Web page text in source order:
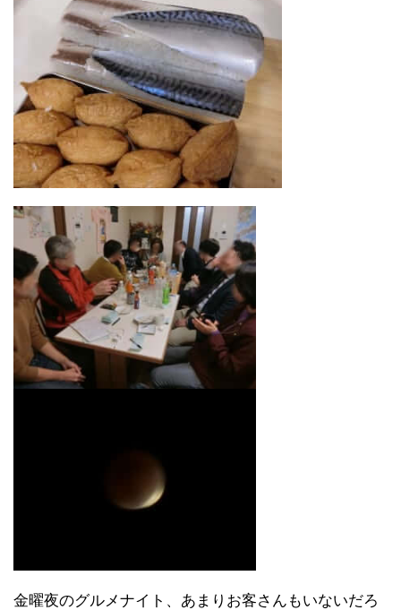
金曜夜のグルメナイト、あまりお客さんもいないだろ